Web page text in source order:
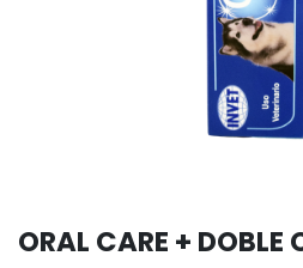
ORAL CARE + DOBLE